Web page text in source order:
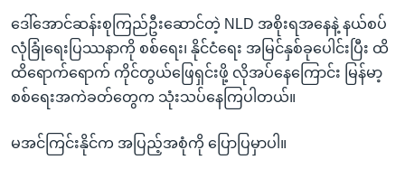
ဒေါ်အောင်ဆန်းစုကြည်ဦးဆောင်တဲ့ NLD အစိုးရအနေနဲ့ နယ်စပ်
လုံခြုံရေးပြဿနာကို စစ်ရေး၊ နိုင်ငံရေး အမြင်နှစ်ခုပေါင်းပြီး ထိ
ထိရောက်ရောက် ကိုင်တွယ်ဖြေရှင်းဖို့ လိုအပ်နေကြောင်း မြန်မာ့
စစ်ရေးအကဲခတ်တွေက သုံးသပ်နေကြပါတယ်။
မအင်ကြင်းနိုင်က အပြည့်အစုံကို ပြောပြမှာပါ။